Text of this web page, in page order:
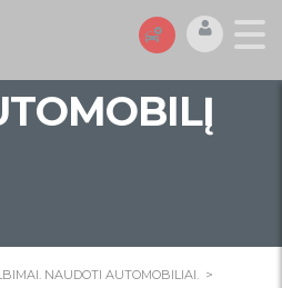
NAUDOTI AUTOMOBILIAI. >